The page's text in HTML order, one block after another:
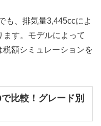
も、排気量3,445ccによ
ます。モデルによって
額シミュレーションを
比較！グレード別